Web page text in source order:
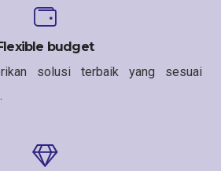
budget
solusi terbaik yang sesuai